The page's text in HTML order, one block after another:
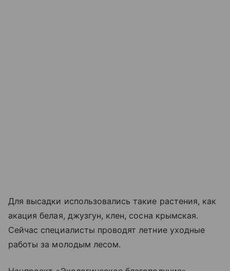
Для высадки использовались такие растения, как
акация белая, джузгун, клен, сосна крымская.
Сейчас специалисты проводят летние уходные
работы за молодым лесом.